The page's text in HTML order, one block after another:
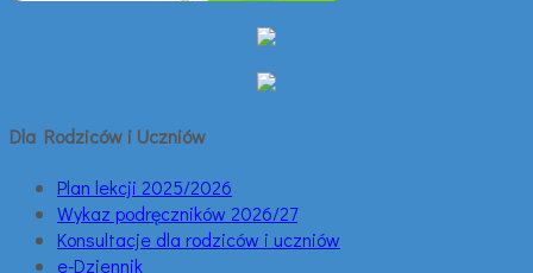
Dla Rodziców i Uczniów
Plan lekcji 2025/2026
Wykaz podręczników 2026/27
Konsultacje dla rodziców i uczniów
e-Dziennik